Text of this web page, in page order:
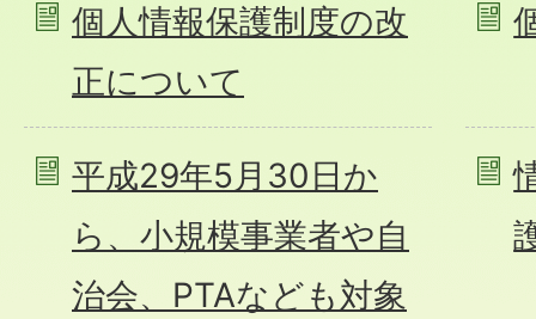
個人情報保護制度の改
正について
平成29年5月30日か
ら、小規模事業者や自
治会、PTAなども対象